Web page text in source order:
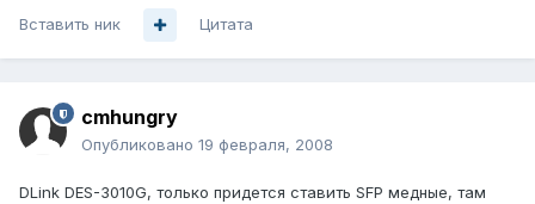
Вставить ник Цитата
cmhungry
Опубликовано 19 февраля, 2008
DLink DES-3010G, только придется ставить SFP медные, там